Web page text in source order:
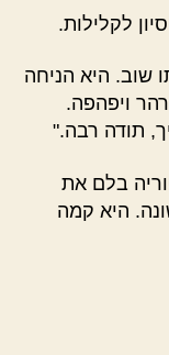
לקלילות.
שוב. היא הניחה
ויפהפה.
תודה רבה."
בלם את
היא קמה